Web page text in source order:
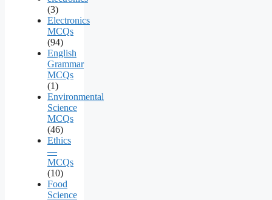
(3)
Electronics
MCQs
(94)
English
Grammar
MCQs
(1)
Environmental
Science
MCQs
(46)
Ethics
—
MCQs
(10)
Food
Science